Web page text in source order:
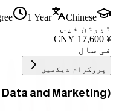
1 Year
Chinese
ٹیوشن فیس
¥
17,600
فی سال
پروگرام دیکھیں
and Marketing)